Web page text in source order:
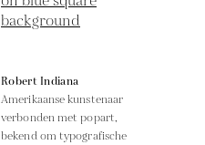
Robert Indiana
Amerikaanse kunstenaar
verbonden met popart,
bekend om typografische